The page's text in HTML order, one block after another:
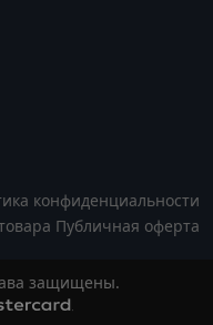
конфиденциальности
Публичная оферта
защищены.